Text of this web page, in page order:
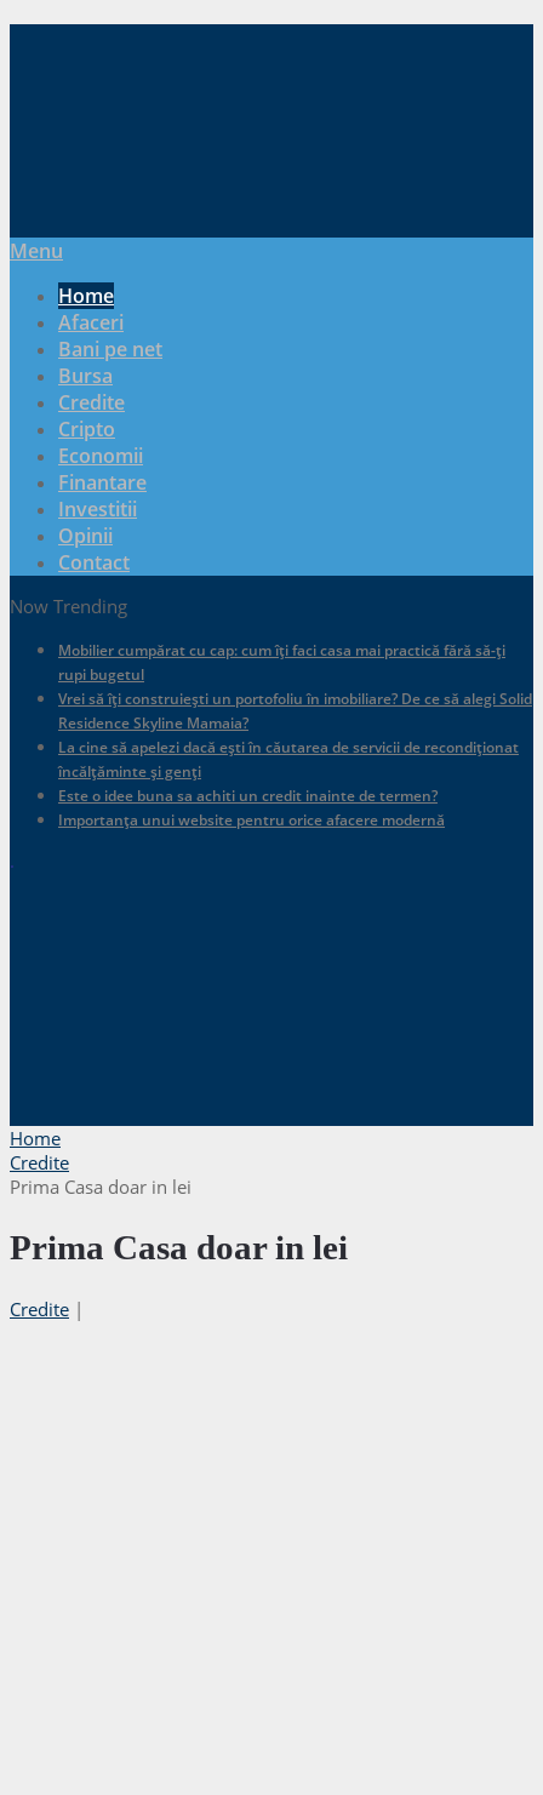
Menu
Home
Afaceri
Bani pe net
Bursa
Credite
Cripto
Economii
Finantare
Investitii
Opinii
Contact
Now Trending
Mobilier cumpărat cu cap: cum îți faci casa mai practică fără să-ți
rupi bugetul
Vrei să îți construiești un portofoliu în imobiliare? De ce să alegi Solid
Residence Skyline Mamaia?
La cine să apelezi dacă ești în căutarea de servicii de recondiționat
încălțăminte și genți
Este o idee buna sa achiti un credit inainte de termen?
Importanța unui website pentru orice afacere modernă
.
Home
Credite
Prima Casa doar in lei
Prima Casa doar in lei
Credite |